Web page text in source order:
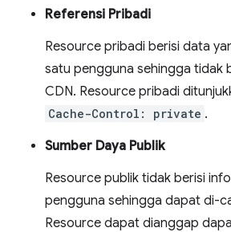
Referensi Pribadi
Resource pribadi berisi data
satu pengguna sehingga tidak
CDN. Resource pribadi
Cache-Control: private .
Sumber Daya Publik
Resource publik tidak berisi
pengguna sehingga dapat di-
Resource dapat dianggap